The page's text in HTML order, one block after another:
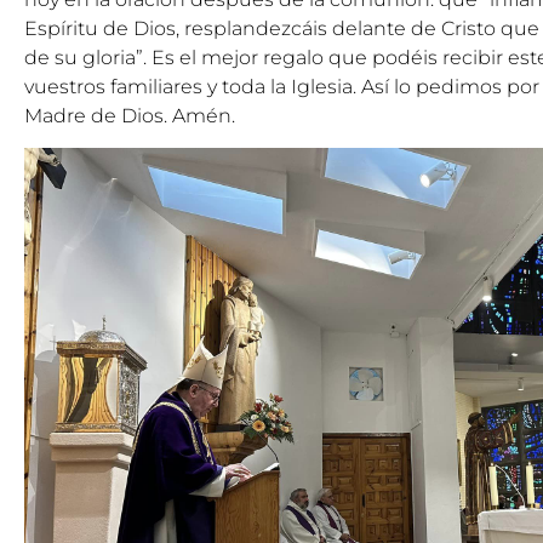
Espíritu de Dios, resplandezcáis delante de Cristo
de su gloria”. Es el mejor regalo que podéis recibir
vuestros familiares y toda la Iglesia. Así lo pedimos
Madre de Dios. Amén.